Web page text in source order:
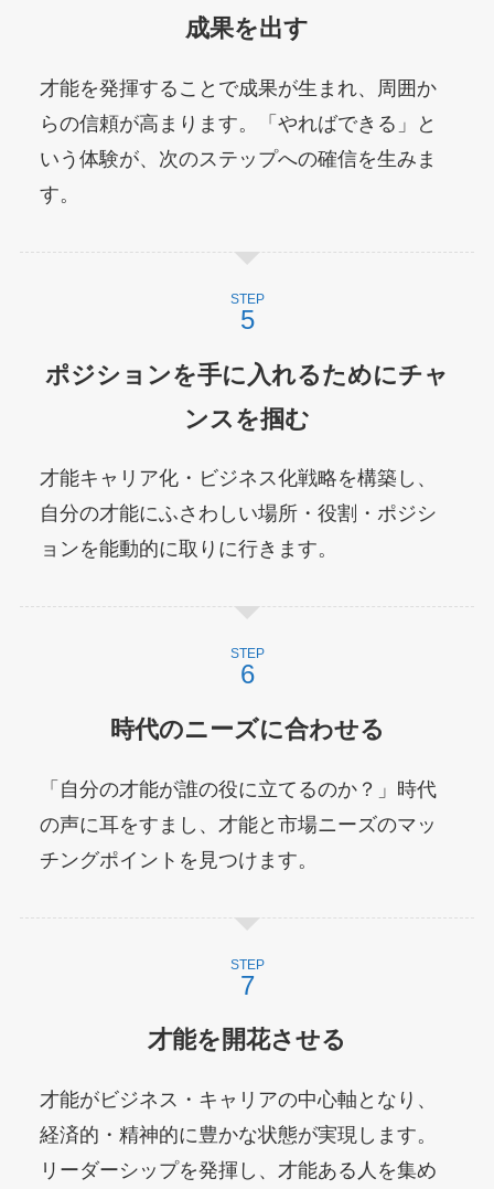
成果を出す
才能を発揮することで成果が生まれ、周囲か
らの信頼が高まります。「やればできる」と
いう体験が、次のステップへの確信を生みま
す。
STEP
ポジションを手に入れるためにチャ
ンスを掴む
才能キャリア化・ビジネス化戦略を構築し、
自分の才能にふさわしい場所・役割・ポジシ
ョンを能動的に取りに行きます。
STEP
時代のニーズに合わせる
「自分の才能が誰の役に立てるのか？」時代
の声に耳をすまし、才能と市場ニーズのマッ
チングポイントを見つけます。
STEP
才能を開花させる
才能がビジネス・キャリアの中心軸となり、
経済的・精神的に豊かな状態が実現します。
リーダーシップを発揮し、才能ある人を集め